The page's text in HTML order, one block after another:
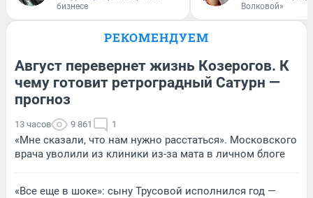
бизнесе
Волковой»
РЕКОМЕНДУЕМ
Август перевернет жизнь Козерогов. К
чему готовит ретроградный Сатурн —
прогноз
13 часов 9 861 1
«Мне сказали, что нам нужно расстаться». Московского
врача уволили из клиники из-за мата в личном блоге
«Все еще в шоке»: сыну Трусовой исполнился год —